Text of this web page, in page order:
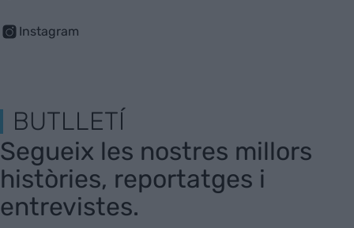
Instagram
BUTLLETÍ
Segueix les nostres millors
històries, reportatges i
entrevistes.